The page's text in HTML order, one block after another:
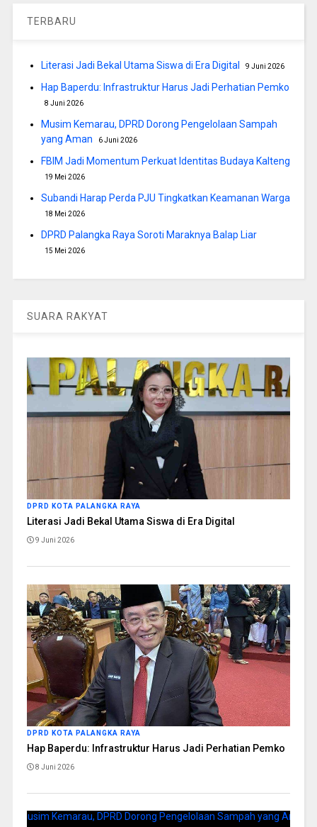
TERBARU
Literasi Jadi Bekal Utama Siswa di Era Digital 9 Juni 2026
Hap Baperdu: Infrastruktur Harus Jadi Perhatian Pemko
8 Juni 2026
Musim Kemarau, DPRD Dorong Pengelolaan Sampah
yang Aman
6 Juni 2026
FBIM Jadi Momentum Perkuat Identitas Budaya Kalteng
19 Mei 2026
Subandi Harap Perda PJU Tingkatkan Keamanan Warga
18 Mei 2026
DPRD Palangka Raya Soroti Maraknya Balap Liar
15 Mei 2026
SUARA RAKYAT
DPRD KOTA PALANGKA RAYA
Literasi Jadi Bekal Utama Siswa di Era Digital
9 Juni 2026
DPRD KOTA PALANGKA RAYA
Hap Baperdu: Infrastruktur Harus Jadi Perhatian Pemko
8 Juni 2026